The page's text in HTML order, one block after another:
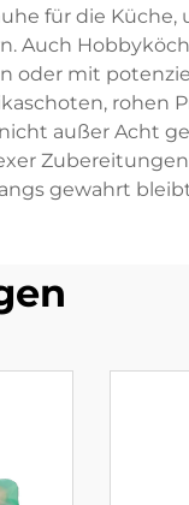
für die
Auch
oder mit
rohen
außer Acht
gewahrt